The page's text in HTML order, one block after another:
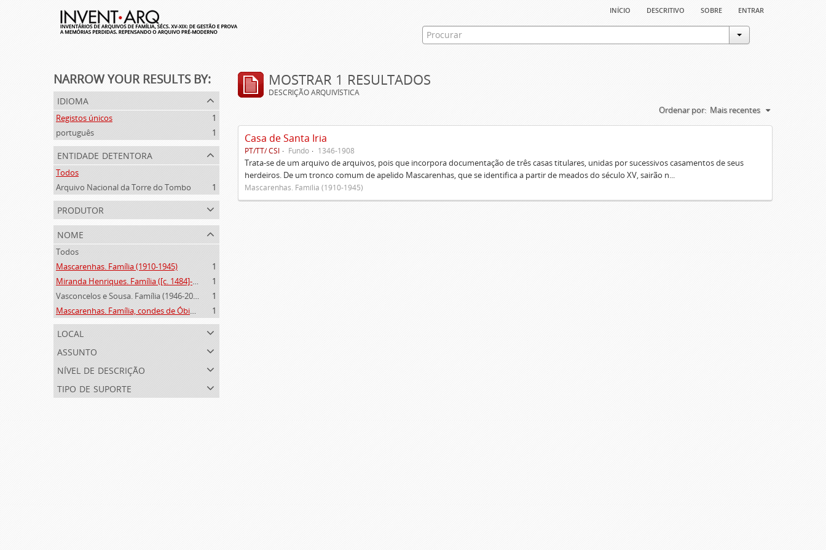
início descritivo sobre entrar
NARROW YOUR RESULTS BY:
idioma
Registos únicos
1
português
1
entidade detentora
Todos
Arquivo Nacional da Torre do Tombo
1
produtor
nome
Todos
Mascarenhas. Família (1910-1945)
1
Miranda Henriques. Família ([c. 1484]-[c.1745])
1
Vasconcelos e Sousa. Família (1946-2006)
1
Mascarenhas. Família, condes de Óbidos, Palma e Sabugal (1669-1910)
1
local
assunto
nível de descrição
tipo de suporte
MOSTRAR 1 RESULTADOS
DESCRIÇÃO ARQUIVÍSTICA
Ordenar por: Mais recentes
Casa de Santa Iria
PT/TT/ CSI Fundo 1346-1908
Trata-se de um arquivo de arquivos, pois que incorpora documentação de três casas titulares, unidas por sucessivos casamentos de seus
herdeiros. De um tronco comum de apelido Mascarenhas, que se identifica a partir de meados do século XV, sairão n...
Mascarenhas. Família (1910-1945)